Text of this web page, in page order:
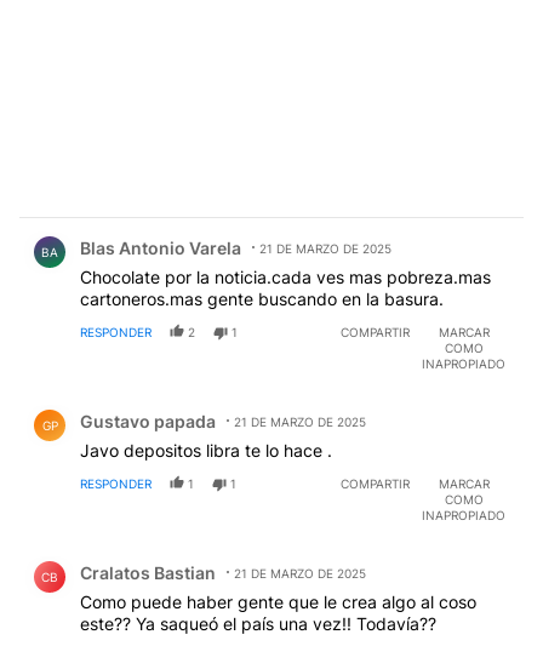
BA Blas Antonio Varela 21 DE MARZO DE 2025
Chocolate por la noticia.cada ves mas pobreza.mas
cartoneros.mas gente buscando en la basura.
RESPONDER 2 1 COMPARTIR
MARCAR
COMO
INAPROPIADO
GP Gustavo papada 21 DE MARZO DE 2025
Javo depositos libra te lo hace .
RESPONDER 1 1 COMPARTIR
MARCAR
COMO
INAPROPIADO
CB Cralatos Bastian 21 DE MARZO DE 2025
Como puede haber gente que le crea algo al coso
este?? Ya saqueó el país una vez!! Todavía??